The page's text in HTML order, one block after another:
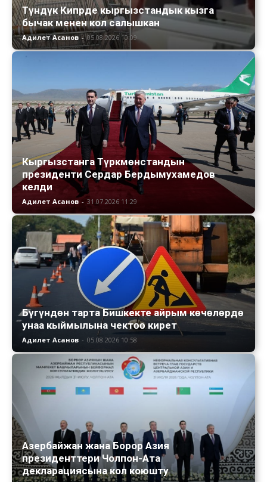
Түндүк Кипрде кыргызстандык кызга
бычак менен кол салышкан
Адилет Асанов - 05.08.2026 10:09
Кыргызстанга Түркмөнстандын
президенти Сердар Бердымухамедов
келди
Адилет Асанов - 31.07.2026 11:29
Бүгүндөн тарта Бишкекте айрым көчөлөрдө
унаа кыймылына чектөө кирет
Адилет Асанов - 05.08.2026 10:58
Азербайжан жана Борор Азия
президенттери Чолпон-Ата
декларациясына кол коюшту